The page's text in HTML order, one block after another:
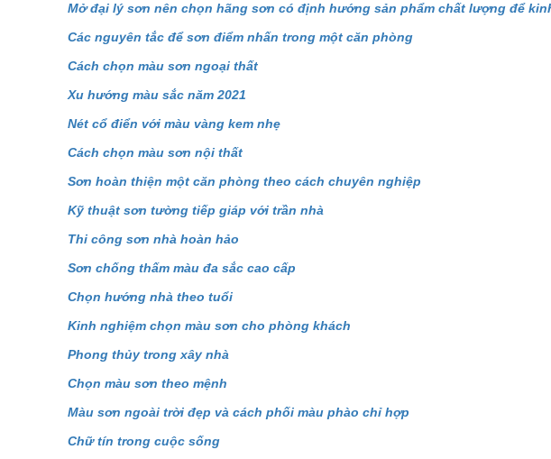
Mở đại lý sơn nên chọn hãng sơn có định hướng sản phẩm chất lượng để
Các nguyên tắc để sơn điểm nhấn trong một căn phòng
Cách chọn màu sơn ngoại thất
Xu hướng màu sắc năm 2021
Nét cổ điển với màu vàng kem nhẹ
Cách chọn màu sơn nội thất
Sơn hoàn thiện một căn phòng theo cách chuyên nghiệp
Kỹ thuật sơn tường tiếp giáp với trần nhà
Thi công sơn nhà hoàn hảo
Sơn chống thấm màu đa sắc cao cấp
Chọn hướng nhà theo tuổi
Kinh nghiệm chọn màu sơn cho phòng khách
Phong thủy trong xây nhà
Chọn màu sơn theo mệnh
Màu sơn ngoài trời đẹp và cách phối màu phào chỉ hợp
Chữ tín trong cuộc sống